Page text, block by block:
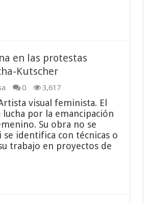
en las protestas
Kutscher
0 3,617
visual feminista. El
por la emancipación
Su obra no se
identifica con técnicas o
trabajo en proyectos de